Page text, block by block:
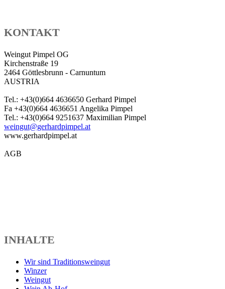
KONTAKT
Weingut Pimpel OG
Kirchenstraße 19
2464 Göttlesbrunn - Carnuntum
AUSTRIA
Tel.: +43(0)664 4636650 Gerhard Pimpel
Fa +43(0)664 4636651 Angelika Pimpel
Tel.: +43(0)664 9251637 Maximilian Pimpel
weingut@gerhardpimpel.at
www.gerhardpimpel.at
AGB
INHALTE
Wir sind Traditionsweingut
Winzer
Weingut